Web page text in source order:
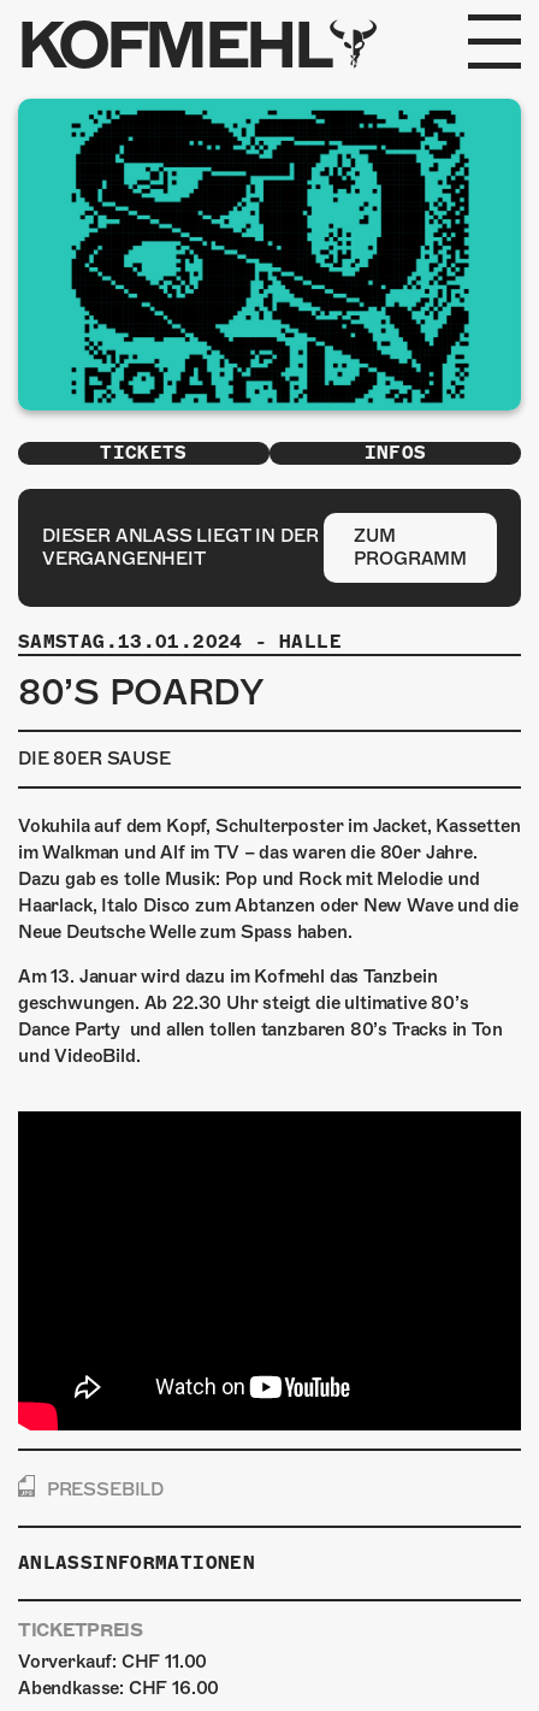
KOFMEHL
PROGRAMM
FABRIKGEFLÜSTER
GALERIE
FOTOGALERIE
PHOTOMAT
INFOS
KONTAKT
ÜBER UNS
SHOP
MITMACHEN
TICKETS INFOS
DIESER ANLASS LIEGT IN DER
VERGANGENHEIT
ZUM
PROGRAMM
SAMSTAG.13.01.2024 - HALLE
80’S POARDY
DIE 80ER SAUSE
Vokuhila auf dem Kopf, Schulterposter im Jacket, Kassetten
im Walkman und Alf im TV – das waren die 80er Jahre.
Dazu gab es tolle Musik: Pop und Rock mit Melodie und
Haarlack, Italo Disco zum Abtanzen oder New Wave und die
Neue Deutsche Welle zum Spass haben.
Am 13. Januar wird dazu im Kofmehl das Tanzbein
geschwungen. Ab 22.30 Uhr steigt die ultimative 80’s
Dance Party und allen tollen tanzbaren 80’s Tracks in Ton
und VideoBild.
PRESSEBILD
ANLASSINFORMATIONEN
TICKETPREIS
Vorverkauf: CHF 11.00
Abendkasse: CHF 16.00